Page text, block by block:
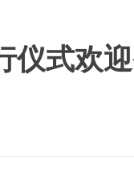
仪式欢